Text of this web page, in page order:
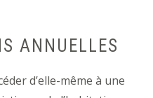
ANNUELLES
d’elle-même à une